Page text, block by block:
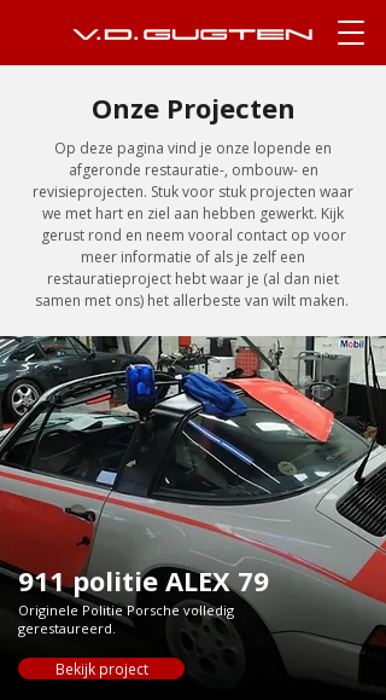
Onze Projecten
Op deze pagina vind je onze lopende en
afgeronde restauratie-, ombouw- en
revisieprojecten. Stuk voor stuk projecten waar
we met hart en ziel aan hebben gewerkt. Kijk
gerust rond en neem vooral contact op voor
meer informatie of als je zelf een
restauratieproject hebt waar je (al dan niet
samen met ons) het allerbeste van wilt maken.
911 politie ALEX 79
Originele Politie Porsche volledig
gerestaureerd.
Bekijk project